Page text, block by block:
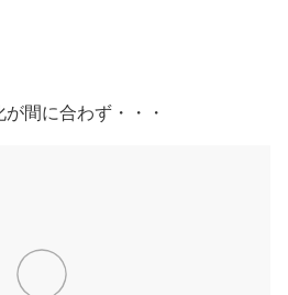
が間に合わず・・・